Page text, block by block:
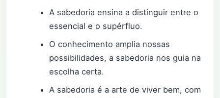
A sabedoria ensina a distinguir entre o
essencial e o supérfluo.
O conhecimento amplia nossas
possibilidades, a sabedoria nos guia na
escolha certa.
A sabedoria é a arte de viver bem, com